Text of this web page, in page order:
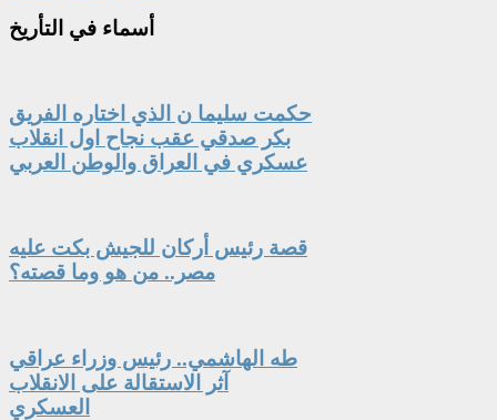
أسماء في التأريخ
حكمت سليما ن الذي اختاره الفريق
بكر صدقي عقب نجاح اول انقلاب
عسكري في العراق والوطن العربي
قصة رئيس أركان للجيش بكت عليه
مصر.. من هو وما قصته؟
طه الهاشمي.. رئيس وزراء عراقي
آثر الاستقالة على الانقلاب
العسكري